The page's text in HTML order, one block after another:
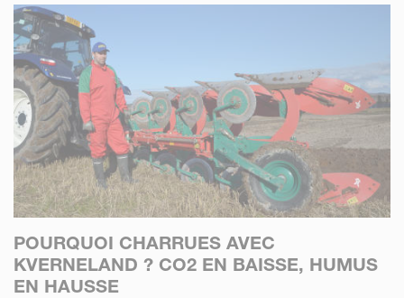
POURQUOI CHARRUES AVEC
KVERNELAND ? CO2 EN BAISSE, HUMUS
EN HAUSSE